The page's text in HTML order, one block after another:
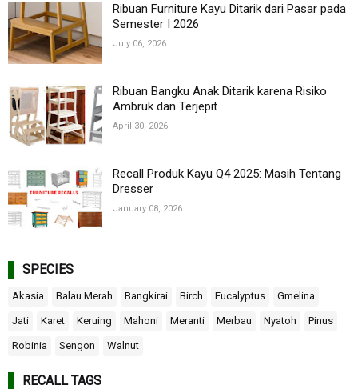
Ribuan Furniture Kayu Ditarik dari Pasar pada
Semester I 2026
July 06, 2026
Ribuan Bangku Anak Ditarik karena Risiko
Ambruk dan Terjepit
April 30, 2026
Recall Produk Kayu Q4 2025: Masih Tentang
Dresser
January 08, 2026
SPECIES
Akasia Balau Merah Bangkirai Birch Eucalyptus Gmelina
Jati Karet Keruing Mahoni Meranti Merbau Nyatoh Pinus
Robinia Sengon Walnut
RECALL TAGS